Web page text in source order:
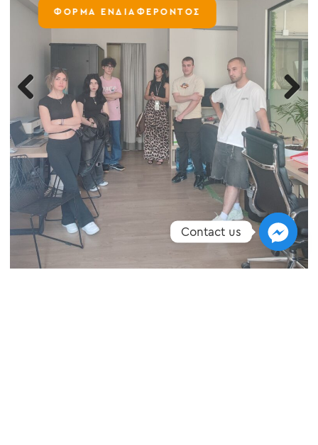
ΦΟΡΜΑ ΕΝΔΙΑΦΕΡΟΝΤΟΣ
Previous Next
Contact us